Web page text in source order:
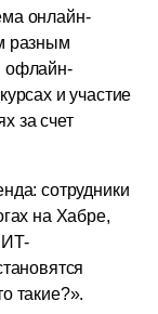
онлайн-
разным
офлайн-
и участие
за счет
сотрудники
на Хабре,
ИТ-
такие?».